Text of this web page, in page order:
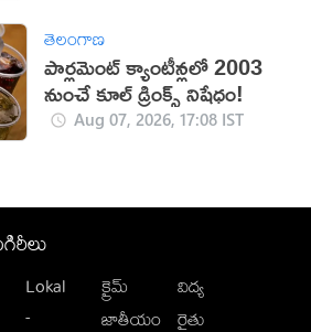
తెలంగాణ
పార్లమెంట్ క్యాంటీన్లలో 2003
నుంచే కూల్ డ్రింక్స్ నిషేధం!
Aug 07, 2026, 17:08 IST
Lokal
-
క్రైమ్
జాతీయం
విద్య
రైతు